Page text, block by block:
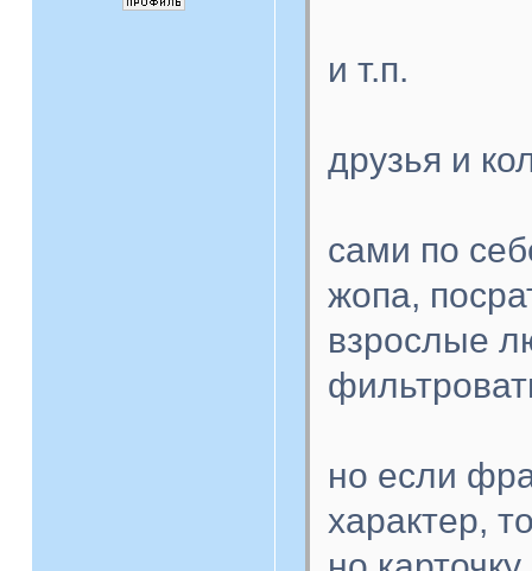
и т.п.
друзья и
сами по
жопа,
взрослые
но если
характер,